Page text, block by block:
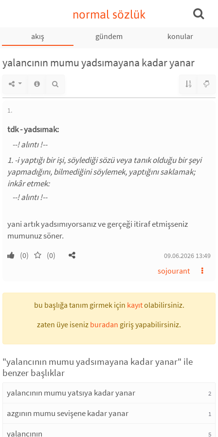
normal sözlük
akış gündem konular
yalancının mumu yadsımayana kadar yanar
1.
tdk - yadsımak:
1. -i yaptığı bir işi, söylediği sözü veya tanık olduğu bir şeyi
yapmadığını, bilmediğini söylemek, yaptığını saklamak;
inkâr etmek:
yani artık yadsımıyorsanız ve gerçeği itiraf etmişseniz
mumunuz söner.
(0) (0) 09.06.2026 13:49
sojourant
bu başlığa tanım girmek için kayıtolabilirsiniz.
zaten üye iseniz buradan giriş yapabilirsiniz.
"yalancının mumu yadsımayana kadar yanar" ile
benzer başlıklar
yalancının mumu yatsıya kadar yanar 2
azgının mumu sevişene kadar yanar 1
yalancının 5